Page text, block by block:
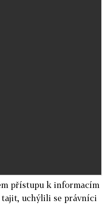
přístupu k informacím
tajit, uchýlili se právníci